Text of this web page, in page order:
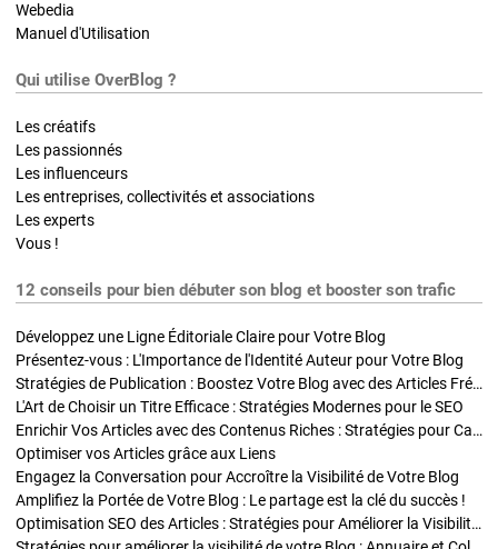
Webedia
Manuel d'Utilisation
Qui utilise OverBlog ?
Les créatifs
Les passionnés
Les influenceurs
Les entreprises, collectivités et associations
Les experts
Vous !
12 conseils pour bien débuter son blog et booster son trafic
Développez une Ligne Éditoriale Claire pour Votre Blog
Présentez-vous : L'Importance de l'Identité Auteur pour Votre Blog
Stratégies de Publication : Boostez Votre Blog avec des Articles Fréquents et Exclusifs
L'Art de Choisir un Titre Efficace : Stratégies Modernes pour le SEO
Enrichir Vos Articles avec des Contenus Riches : Stratégies pour Captiver et Optimiser
Optimiser vos Articles grâce aux Liens
Engagez la Conversation pour Accroître la Visibilité de Votre Blog
Amplifiez la Portée de Votre Blog : Le partage est la clé du succès !
Optimisation SEO des Articles : Stratégies pour Améliorer la Visibilité de Votre Blog